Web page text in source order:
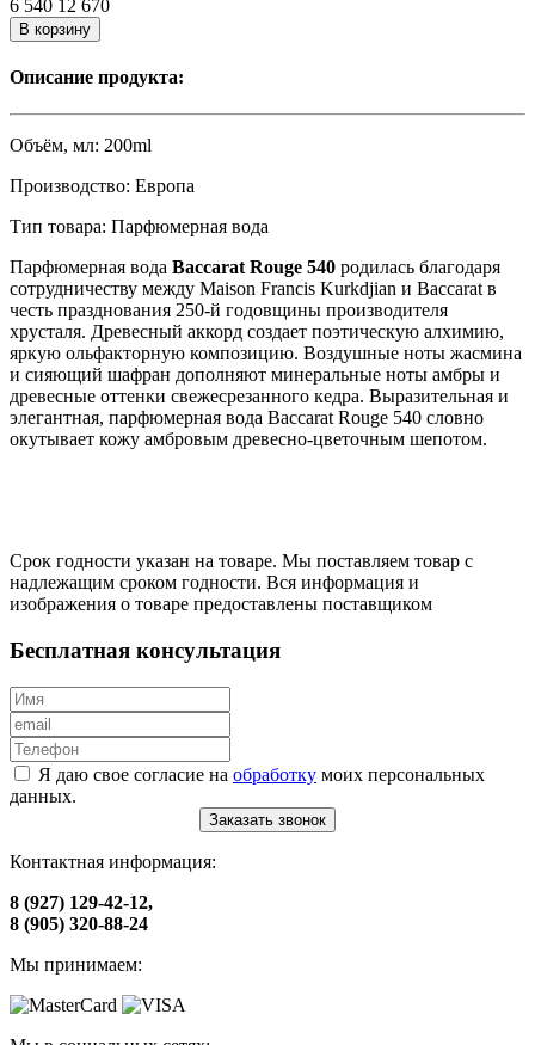
6 540 12 670
В корзину
Описание продукта:
Объём, мл: 200ml
Производство: Eвропа
Тип товара: Парфюмерная вода
Парфюмерная вода Baccarat Rouge 540 родилась благодаря
сотрудничеству между Maison Francis Kurkdjian и Baccarat в
честь празднования 250-й годовщины производителя
хрусталя. Древесный аккорд создает поэтическую алхимию,
яркую ольфакторную композицию. Воздушные ноты жасмина
и сияющий шафран дополняют минеральные ноты амбры и
древесные оттенки свежесрезанного кедра. Выразительная и
элегантная, парфюмерная вода Baccarat Rouge 540 словно
окутывает кожу амбровым древесно-цветочным шепотом.
Срок годности указан на товаре. Мы поставляем товар с
надлежащим сроком годности. Вся информация и
изображения о товаре предоставлены поставщиком
Бесплатная консультация
Я даю свое согласие на обработку моих персональных
данных.
Заказать звонок
Контактная информация:
8 (927) 129-42-12,
8 (905) 320-88-24
Мы принимаем: